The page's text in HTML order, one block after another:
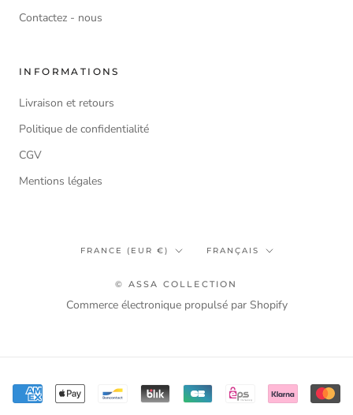
Contactez - nous
INFORMATIONS
Livraison et retours
Politique de confidentialité
CGV
Mentions légales
Pays/région
FRANCE (EUR €) Langue
FRANÇAIS
© ASSA COLLECTION
Commerce électronique propulsé par Shopify